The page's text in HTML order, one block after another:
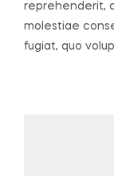
reprehenderit,
molestiae
fugiat, quo